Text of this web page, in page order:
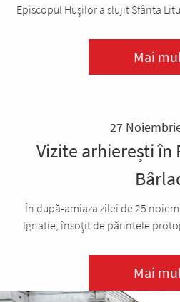
Episcopul Hușilor a slujit Sfânta
Mai
27
Vizite arhierești
În după-amiaza zilei de 25
Ignatie, însoţit de părintele
Mai